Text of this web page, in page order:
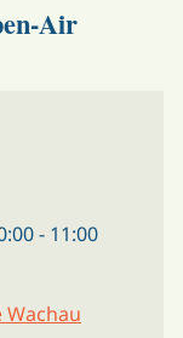
Air
- 11:00